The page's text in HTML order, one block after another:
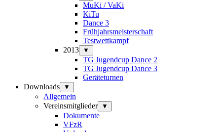
MuKi / VaKi
KiTu
Dance 3
Frühjahrsmeisterschaft
Testwettkampf
2013
▼
TG Jugendcup Dance 2
TG Jugendcup Dance 3
Geräteturnen
Downloads
▼
Allgemein
Vereinsmitglieder
▼
Dokumente
VFzR